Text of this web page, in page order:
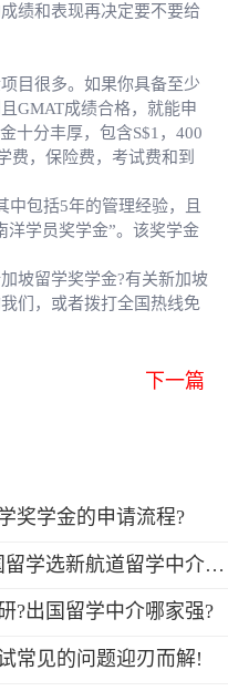
绩和表现再决定要不要给
很多。如果你具备至少
GMAT成绩合格，就能申
十分丰厚，包含S$1，400
费，保险费，考试费和到
包括5年的管理经验，且
洋学员奖学金”。该奖学金
留学奖学金?有关新加坡
们，或者拨打全国热线免
下一篇
奖学金的申请流程?
新加坡留学中介哪家好?出国留学选新航道留学中介好吗?
?出国留学中介哪家强?
常见的问题迎刃而解!